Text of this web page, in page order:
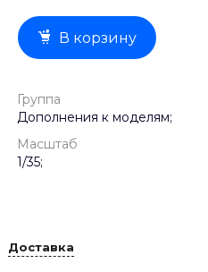
В корзину
Группа
Дополнения к моделям;
Масштаб
1/35;
Доставка